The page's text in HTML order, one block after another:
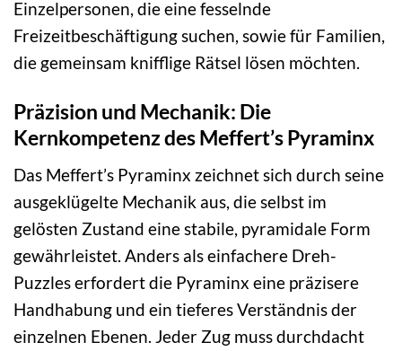
Einzelpersonen, die eine fesselnde
Freizeitbeschäftigung suchen, sowie für Familien,
die gemeinsam knifflige Rätsel lösen möchten.
Präzision und Mechanik: Die
Kernkompetenz des Meffert’s Pyraminx
Das Meffert’s Pyraminx zeichnet sich durch seine
ausgeklügelte Mechanik aus, die selbst im
gelösten Zustand eine stabile, pyramidale Form
gewährleistet. Anders als einfachere Dreh-
Puzzles erfordert die Pyraminx eine präzisere
Handhabung und ein tieferes Verständnis der
einzelnen Ebenen. Jeder Zug muss durchdacht